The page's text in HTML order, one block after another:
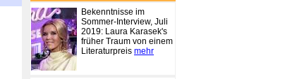
Bekenntnisse im
Sommer-Interview, Juli
2019: Laura Karasek's
früher Traum von einem
Literaturpreis mehr